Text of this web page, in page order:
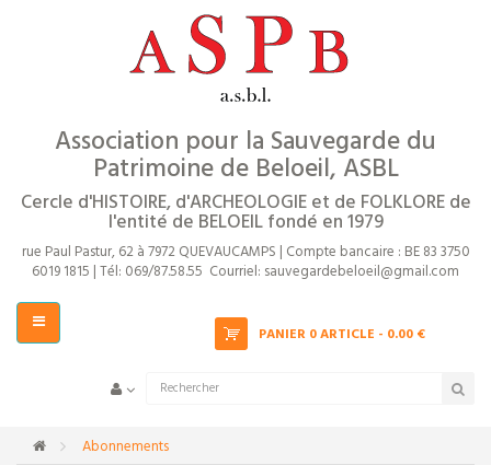
Association pour la Sauvegarde du
Patrimoine de Beloeil, ASBL
Cercle d'HISTOIRE, d'ARCHEOLOGIE et de FOLKLORE de
l'entité de BELOEIL fondé en 1979
rue Paul Pastur, 62 à 7972 QUEVAUCAMPS | Compte bancaire : BE 83 3750
6019 1815 |Tél: 069/87.58.55 Courriel: sauvegardebeloeil@gmail.com
Basculer
la
PANIER 0 ARTICLE - 0.00 €
> Abonnements
Près
EVÈNEMENTS
Exposition ASPB